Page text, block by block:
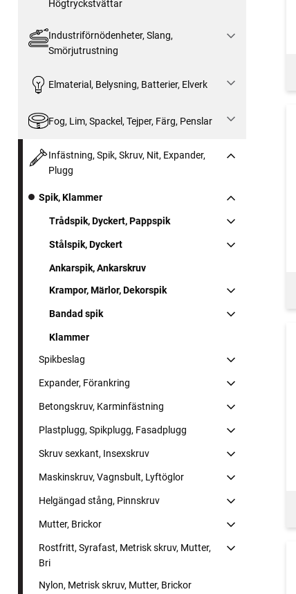
Högtryckstvättar
Industriförnödenheter, Slang,
Smörjutrustning
Elmaterial, Belysning, Batterier, Elverk
Fog, Lim, Spackel, Tejper, Färg, Penslar
Infästning, Spik, Skruv, Nit, Expander,
Plugg
Spik, Klammer
Trådspik, Dyckert, Pappspik
Stålspik, Dyckert
Ankarspik, Ankarskruv
Krampor, Märlor, Dekorspik
Bandad spik
Klammer
Spikbeslag
Expander, Förankring
Betongskruv, Karminfästning
Plastplugg, Spikplugg, Fasadplugg
Skruv sexkant, Insexskruv
Maskinskruv, Vagnsbult, Lyftöglor
Helgängad stång, Pinnskruv
Mutter, Brickor
Rostfritt, Syrafast, Metrisk skruv, Mutter,
Bri
Nylon, Metrisk skruv, Mutter, Brickor